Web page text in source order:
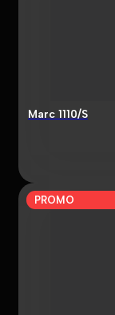
Marc 1110/S
PROMO